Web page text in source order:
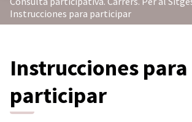
Instrucciones para participar
Instrucciones para
participar